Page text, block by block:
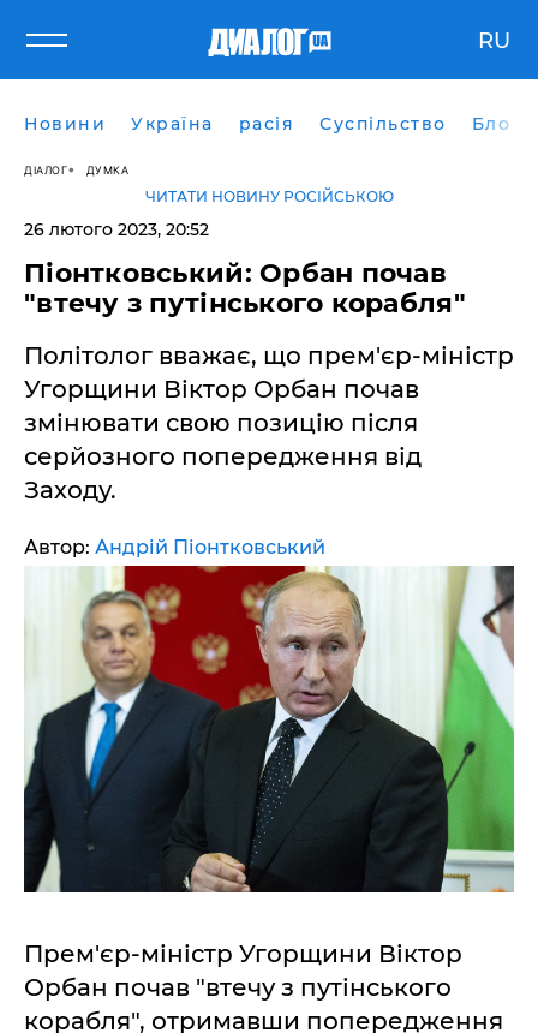
RU
Новини Україна расія Суспільство Блоги
ДІАЛОГ ДУМКА
ЧИТАТИ НОВИНУ РОСІЙСЬКОЮ
26 лютого 2023, 20:52
Піонтковський: Орбан почав
"втечу з путінського корабля"
Політолог вважає, що прем'єр-міністр
Угорщини Віктор Орбан почав
змінювати свою позицію після
серйозного попередження від
Заходу.
Автор: Андрій Піонтковський
Прем'єр-міністр Угорщини Віктор
Орбан почав "втечу з путінського
корабля", отримавши попередження